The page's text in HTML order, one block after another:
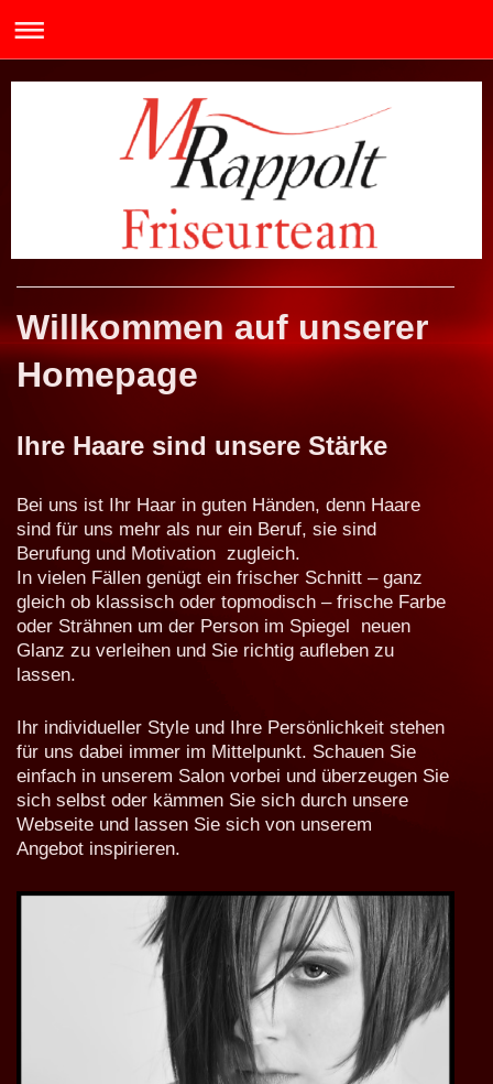
Willkommen auf unserer
Homepage
Ihre Haare sind unsere Stärke
Bei uns ist Ihr Haar in guten Händen, denn Haare
sind für uns mehr als nur ein Beruf, sie sind
Berufung und Motivation zugleich.
In vielen Fällen genügt ein frischer Schnitt – ganz
gleich ob klassisch oder topmodisch – frische Farbe
oder Strähnen um der Person im Spiegel neuen
Glanz zu verleihen und Sie richtig aufleben zu
lassen.
Ihr individueller Style und Ihre Persönlichkeit stehen
für uns dabei immer im Mittelpunkt. Schauen Sie
einfach in unserem Salon vorbei und überzeugen Sie
sich selbst oder kämmen Sie sich durch unsere
Webseite und lassen Sie sich von unserem
Angebot inspirieren.